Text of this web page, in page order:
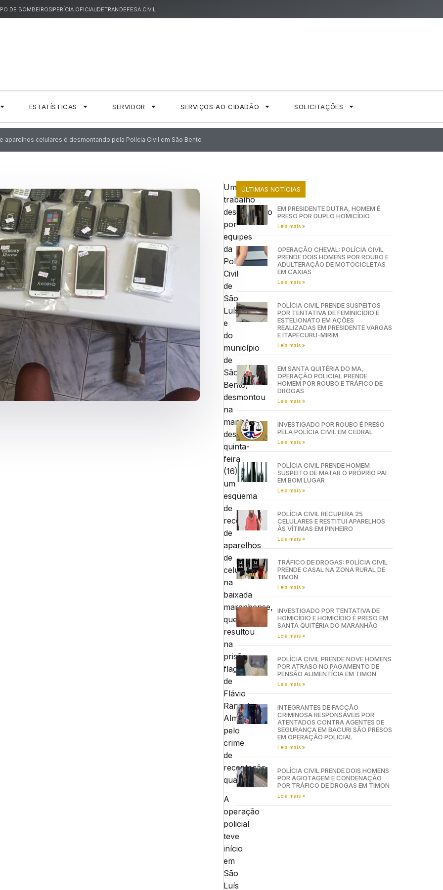
DE BOMBEIROSPERÍCIA OFICIALDETRANDEFESA CIVIL
ESTATÍSTICAS SERVIDOR SERVIÇOS AO CIDADÃO SOLICITAÇÕES
aparelhos celulares é desmontando pela Polícia Civil em São Bento
Um
trabalho
desenvolvido
por
equipes
da
Polícia
Civil
de
São
Luís
e
do
município
de
São
Bento,
desmontou
na
manhã
desta
quinta-
feira
(16)
um
esquema
de
receptação
de
aparelhos
de
celulares
na
baixada
maranhense,
que
resultou
na
prisão
flagrante
de
Flávio
Rangel
Almeida
pelo
crime
de
receptação
qualificada.
A
operação
policial
teve
início
em
São
Luís
ÚLTIMAS NOTÍCIAS
EM PRESIDENTE DUTRA, HOMEM É
PRESO POR DUPLO HOMICÍDIO
Leia mais »
OPERAÇÃO CHEVAL: POLÍCIA CIVIL
PRENDE DOIS HOMENS POR ROUBO E
ADULTERAÇÃO DE MOTOCICLETAS
EM CAXIAS
Leia mais »
POLÍCIA CIVIL PRENDE SUSPEITOS
POR TENTATIVA DE FEMINICÍDIO E
ESTELIONATO EM AÇÕES
REALIZADAS EM PRESIDENTE VARGAS
E ITAPECURU-MIRIM
Leia mais »
EM SANTA QUITÉRIA DO MA,
OPERAÇÃO POLICIAL PRENDE
HOMEM POR ROUBO E TRÁFICO DE
DROGAS
Leia mais »
INVESTIGADO POR ROUBO É PRESO
PELA POLÍCIA CIVIL EM CEDRAL
Leia mais »
POLÍCIA CIVIL PRENDE HOMEM
SUSPEITO DE MATAR O PRÓPRIO PAI
EM BOM LUGAR
Leia mais »
POLÍCIA CIVIL RECUPERA 25
CELULARES E RESTITUI APARELHOS
ÀS VÍTIMAS EM PINHEIRO
Leia mais »
TRÁFICO DE DROGAS: POLÍCIA CIVIL
PRENDE CASAL NA ZONA RURAL DE
TIMON
Leia mais »
INVESTIGADO POR TENTATIVA DE
HOMICÍDIO E HOMICÍDIO É PRESO EM
SANTA QUITÉRIA DO MARANHÃO
Leia mais »
POLÍCIA CIVIL PRENDE NOVE HOMENS
POR ATRASO NO PAGAMENTO DE
PENSÃO ALIMENTÍCIA EM TIMON
Leia mais »
INTEGRANTES DE FACÇÃO
CRIMINOSA RESPONSÁVEIS POR
ATENTADOS CONTRA AGENTES DE
SEGURANÇA EM BACURI SÃO PRESOS
EM OPERAÇÃO POLICIAL
Leia mais »
POLÍCIA CIVIL PRENDE DOIS HOMENS
POR AGIOTAGEM E CONDENAÇÃO
POR TRÁFICO DE DROGAS EM TIMON
Leia mais »